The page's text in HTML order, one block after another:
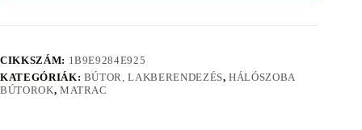
CIKKSZÁM: 1B9E9284E925
KATEGÓRIÁK: BÚTOR, LAKBERENDEZÉS,HÁLÓSZOBA
BÚTOROK, MATRAC